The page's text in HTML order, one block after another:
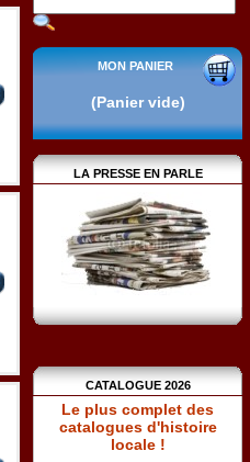
MON PANIER
(Panier vide)
LA PRESSE EN PARLE
CATALOGUE 2026
Le plus complet des
catalogues d'histoire
locale !